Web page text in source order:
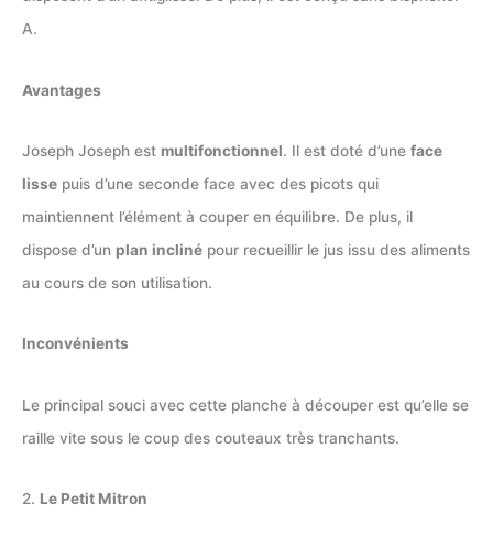
A.
Avantages
Joseph Joseph est multifonctionnel. Il est doté d’une face
lisse puis d’une seconde face avec des picots qui
maintiennent l’élément à couper en équilibre. De plus, il
dispose d’un plan incliné pour recueillir le jus issu des aliments
au cours de son utilisation.
Inconvénients
Le principal souci avec cette planche à découper est qu’elle se
raille vite sous le coup des couteaux très tranchants.
2. Le Petit Mitron